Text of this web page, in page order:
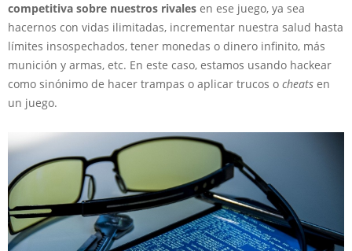
competitiva sobre nuestros rivales en ese juego, ya sea
hacernos con vidas ilimitadas, incrementar nuestra salud hasta
límites insospechados, tener monedas o dinero infinito, más
munición y armas, etc. En este caso, estamos usando hackear
como sinónimo de hacer trampas o aplicar trucos o cheats en
un juego.